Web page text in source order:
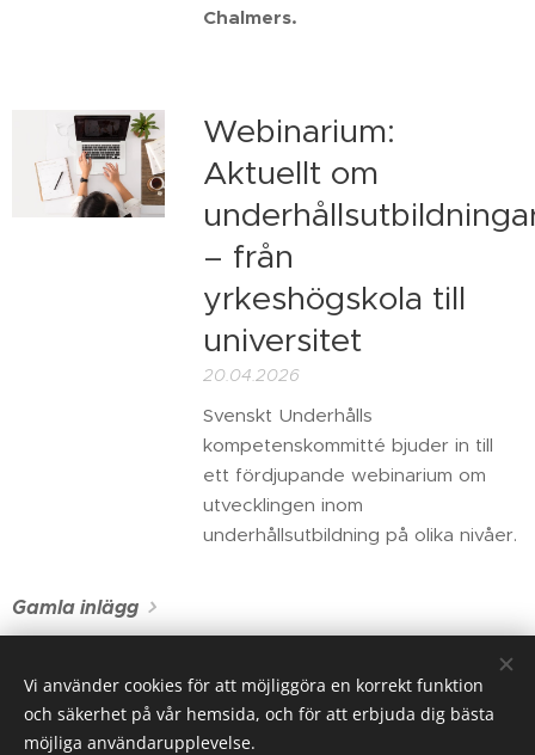
Chalmers.
Webinarium:
Aktuellt om
– från
yrkeshögskola till
universitet
20.04.2026
Svenskt Underhålls
kompetenskommitté bjuder in till
ett fördjupande webinarium om
utvecklingen inom
underhållsutbildning på olika nivåer.
Gamla inlägg
Riksorganisationen Svenskt Underhåll, Gustavslundsvägen 143,
167 51 Bromma
Vi använder cookies för att möjliggöra en korrekt funktion
och säkerhet på vår hemsida, och för att erbjuda dig bästa
möjliga användarupplevelse.